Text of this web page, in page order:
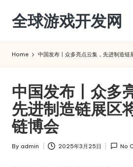
Skip
content
全球游戏开发网
Home 中国发布丨众多亮点云集，先进制造链
中国发布丨众多
先进制造链展区
链博会
Posted
By admin 2025年3月25日 No